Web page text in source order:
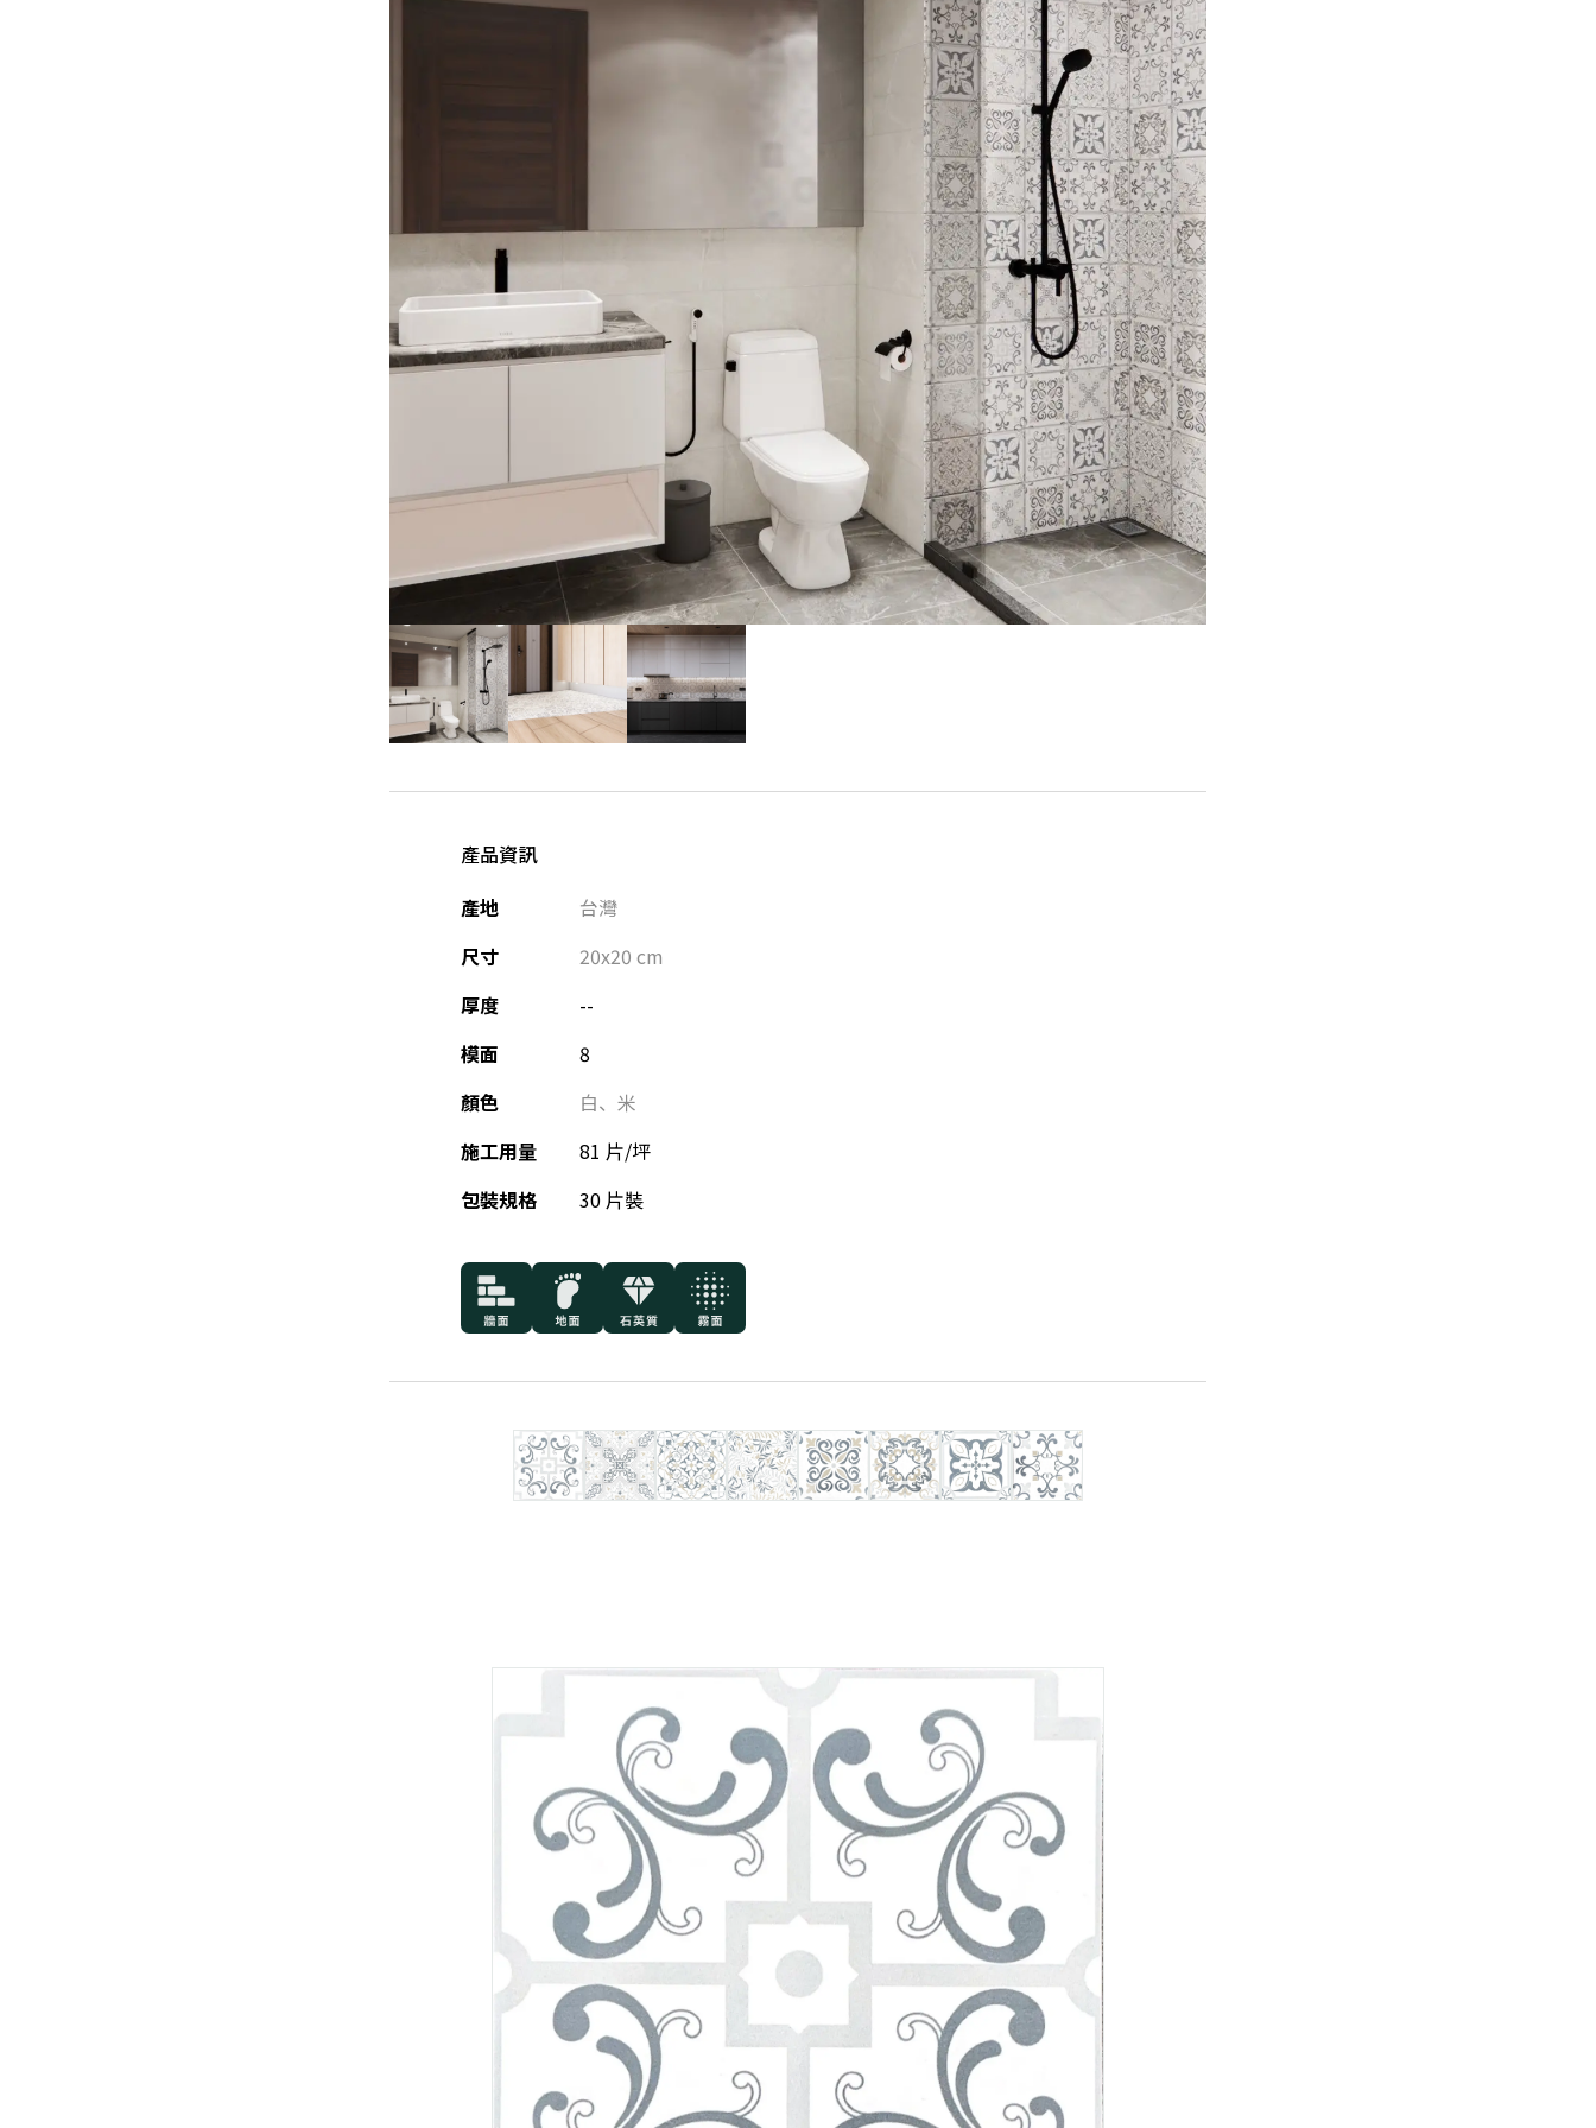
產品資訊
產地
台灣
尺寸
20x20 cm
厚度
--
模面
8
顏色
白、 米
施工用量
81 片/坪
包裝規格
30 片裝